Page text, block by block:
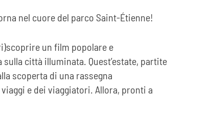
nel cuore del parco Saint-Étienne!
un film popolare e
città illuminata. Quest’estate, partite
scoperta di una rassegna
e dei viaggiatori. Allora, pronti a